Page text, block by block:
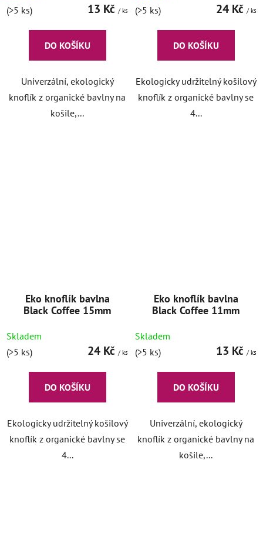
(>5 ks)
13 Kč / ks
DO KOŠÍKU
Univerzální, ekologický
knoflík z organické bavlny na
košile,...
(>5 ks)
24 Kč / ks
DO KOŠÍKU
Ekologicky udržitelný košilový
knoflík z organické bavlny se
4...
Eko knoflík bavlna
Black Coffee 15mm
Skladem
(>5 ks)
24 Kč / ks
DO KOŠÍKU
Ekologicky udržitelný košilový
knoflík z organické bavlny se
4...
Eko knoflík bavlna
Black Coffee 11mm
Skladem
(>5 ks)
13 Kč / ks
DO KOŠÍKU
Univerzální, ekologický
knoflík z organické bavlny na
košile,...